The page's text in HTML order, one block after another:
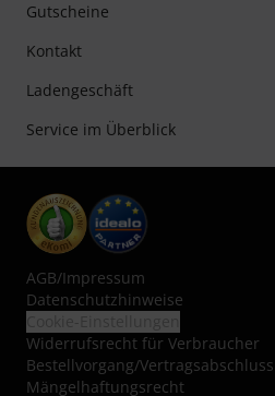
Gutscheine
Kontakt
Ladengeschäft
Service im Überblick
AGB/Impressum
Datenschutzhinweise
Widerrufsrecht für Verbraucher
Bestellvorgang/Vertragsabschluss
Mängelhaftungsrecht